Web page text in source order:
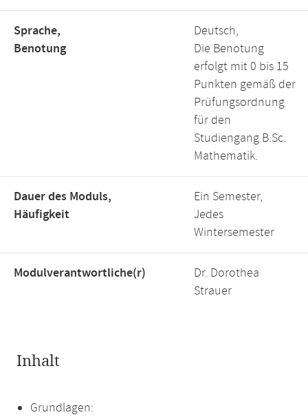
Sprache,
Benotung
Deutsch,
Die Benotung
erfolgt mit 0 bis 15
Punkten gemäß der
Prüfungsordnung
für den
Studiengang B.Sc.
Mathematik.
Dauer des Moduls,
Häufigkeit
Ein Semester,
Jedes
Wintersemester
Modulverantwortliche(r)
Dr. Dorothea
Strauer
Inhalt
Grundlagen: